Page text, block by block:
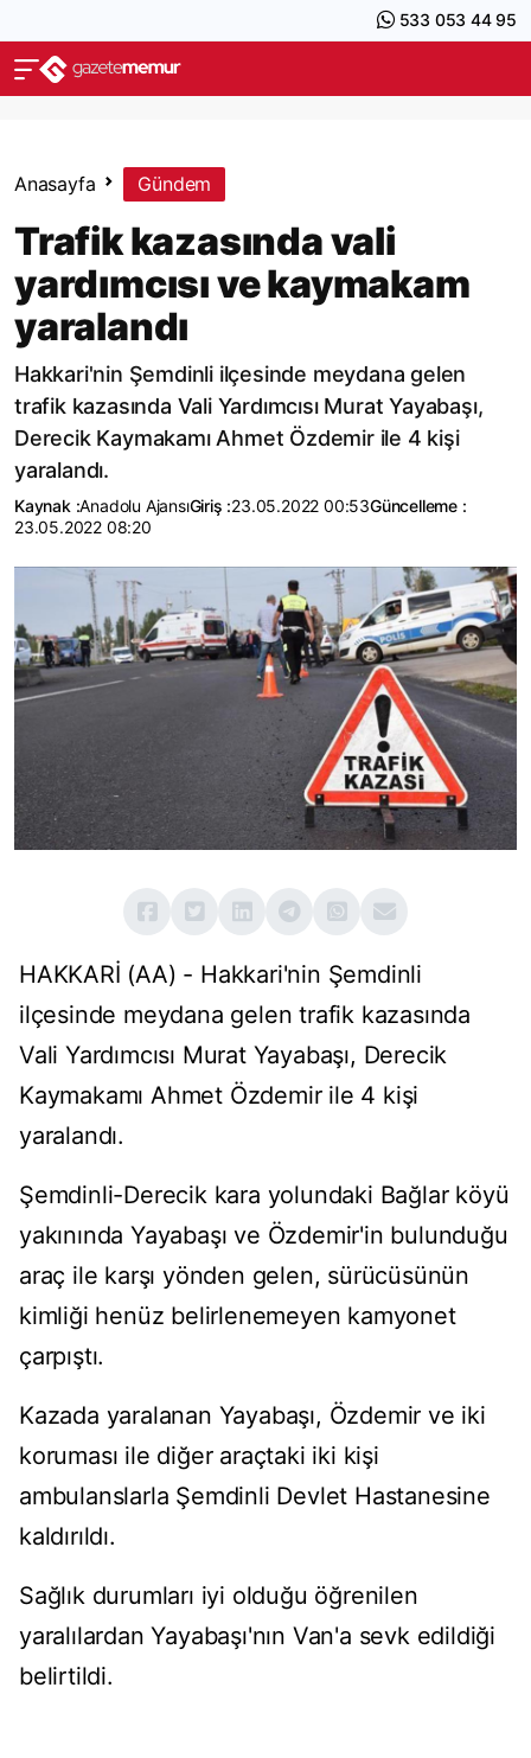
533 053 44 95
Anasayfa Gündem
Trafik kazasında vali
yardımcısı ve kaymakam
yaralandı
Hakkari'nin Şemdinli ilçesinde meydana gelen
trafik kazasında Vali Yardımcısı Murat Yayabaşı,
Derecik Kaymakamı Ahmet Özdemir ile 4 kişi
yaralandı.
Kaynak :Anadolu AjansıGiriş :23.05.2022 00:53Güncelleme :
23.05.2022 08:20
HAKKARİ (AA) - Hakkari'nin Şemdinli
ilçesinde meydana gelen trafik kazasında
Vali Yardımcısı Murat Yayabaşı, Derecik
Kaymakamı Ahmet Özdemir ile 4 kişi
yaralandı.
Şemdinli-Derecik kara yolundaki Bağlar köyü
yakınında Yayabaşı ve Özdemir'in bulunduğu
araç ile karşı yönden gelen, sürücüsünün
kimliği henüz belirlenemeyen kamyonet
çarpıştı.
Kazada yaralanan Yayabaşı, Özdemir ve iki
koruması ile diğer araçtaki iki kişi
ambulanslarla Şemdinli Devlet Hastanesine
kaldırıldı.
Sağlık durumları iyi olduğu öğrenilen
yaralılardan Yayabaşı'nın Van'a sevk edildiği
belirtildi.